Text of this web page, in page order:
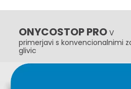
ONYCOSTOP PROV
primerjavi s konvencionalnimi
glivic